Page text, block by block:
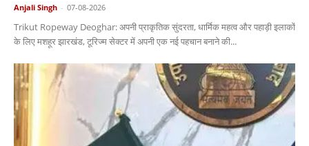
Anjali Singh - 07-08-2026
Trikut Ropeway Deoghar: अपनी प्राकृतिक सुंदरता, धार्मिक महत्व और पहाड़ी इलाकों
के लिए मशहूर झारखंड, टूरिज्म सेक्टर में अपनी एक नई पहचान बनाने की...